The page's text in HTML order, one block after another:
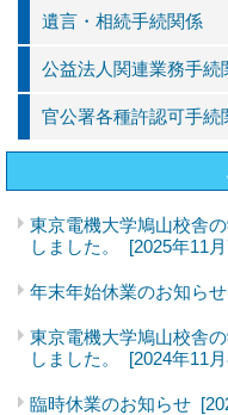
遺言・相続手続関係
公益法人関連業務手続
官公署各種許認可手続
東京電機大学鳩山校舎
しました。 [2025年11
年末年始休業のお知らせ
東京電機大学鳩山校舎
しました。 [2024年11
臨時休業のお知らせ